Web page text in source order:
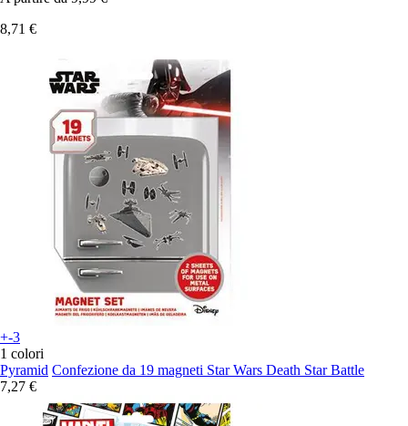
8,71 €
+-3
1 colori
Pyramid Confezione da 19 magneti Star Wars Death Star Battle
7,27 €